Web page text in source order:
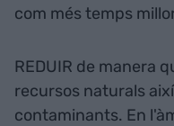
com més temps
REDUIR de manera
recursos naturals
contaminants. En